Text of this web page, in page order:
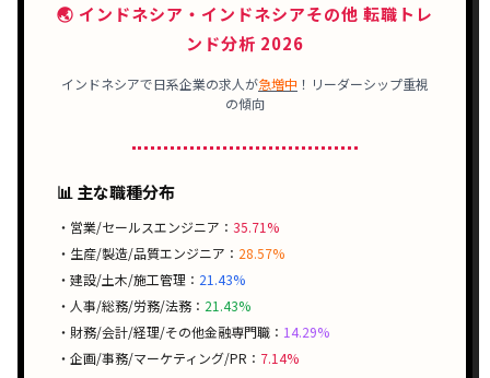
🌏 インドネシア・インドネシアその他 転職トレ
ンド分析 2026
インドネシアで日系企業の求人が急増中 ！ リーダーシップ重視
の傾向
📊 主な職種分布
・営業/セールスエンジニア： 35.71%
・生産/製造/品質エンジニア： 28.57%
・建設/土木/施工管理： 21.43%
・人事/総務/労務/法務： 21.43%
・財務/会計/経理/その他金融専門職： 14.29%
・企画/事務/マーケティング/PR： 7.14%